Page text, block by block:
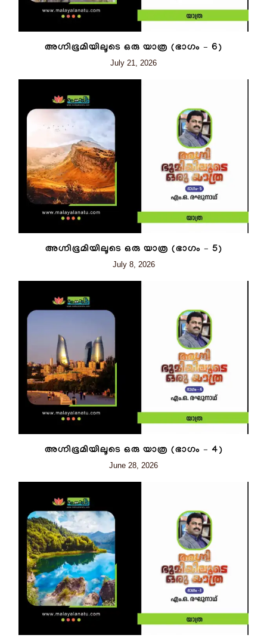
അഗ്നിഭൂമിയിലൂടെ ഒരു യാത്ര (ഭാഗം – 6)
July 21, 2026
അഗ്നിഭൂമിയിലൂടെ ഒരു യാത്ര (ഭാഗം – 5)
July 8, 2026
അഗ്നിഭൂമിയിലൂടെ ഒരു യാത്ര (ഭാഗം – 4)
June 28, 2026